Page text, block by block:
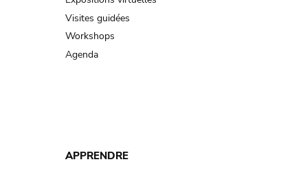
Visites guidées
Workshops
Agenda
APPRENDRE